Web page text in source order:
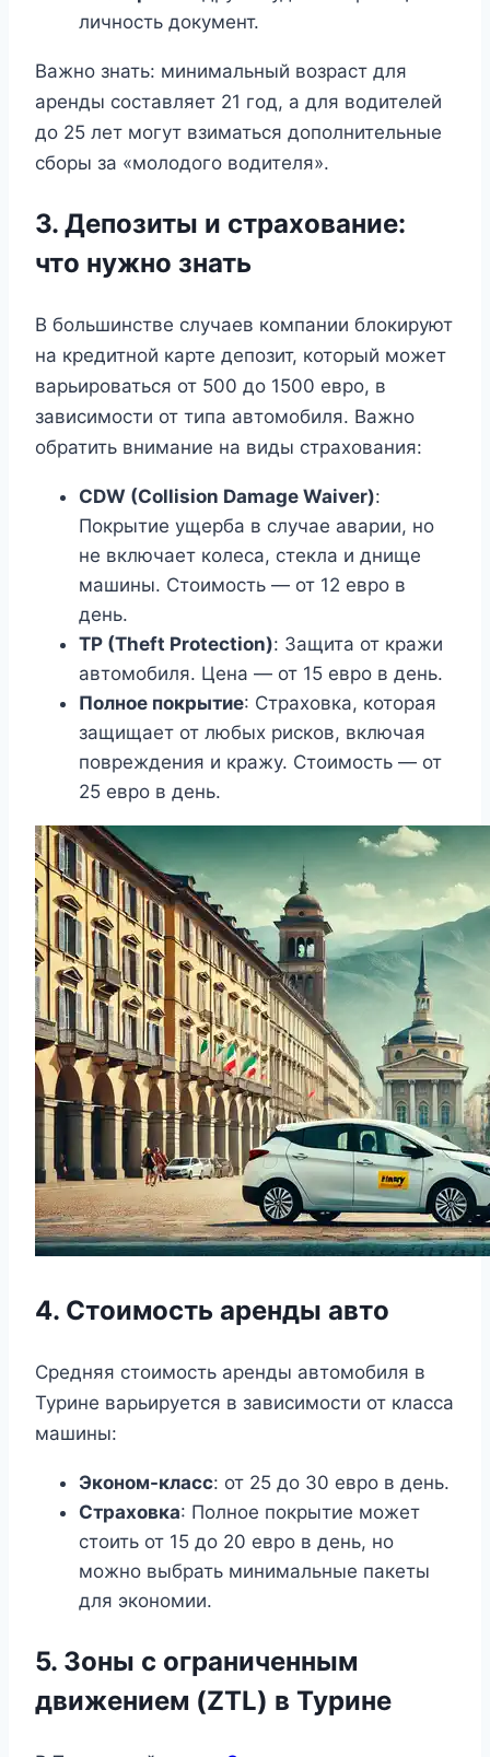
личность документ.
Важно знать: минимальный возраст для
аренды составляет 21 год, а для водителей
до 25 лет могут взиматься дополнительные
сборы за «молодого водителя».
3. Депозиты и страхование:
что нужно знать
В большинстве случаев компании блокируют
на кредитной карте депозит, который может
варьироваться от 500 до 1500 евро, в
зависимости от типа автомобиля. Важно
обратить внимание на виды страхования:
CDW (Collision Damage Waiver):
Покрытие ущерба в случае аварии, но
не включает колеса, стекла и днище
машины. Стоимость — от 12 евро в
день.
TP (Theft Protection): Защита от кражи
автомобиля. Цена — от 15 евро в день.
Полное покрытие: Страховка, которая
защищает от любых рисков, включая
повреждения и кражу. Стоимость — от
25 евро в день.
4. Стоимость аренды авто
Средняя стоимость аренды автомобиля в
Турине варьируется в зависимости от класса
машины:
Эконом-класс: от 25 до 30 евро в день.
Страховка: Полное покрытие может
стоить от 15 до 20 евро в день, но
можно выбрать минимальные пакеты
для экономии.
5. Зоны с ограниченным
движением (ZTL) в Турине